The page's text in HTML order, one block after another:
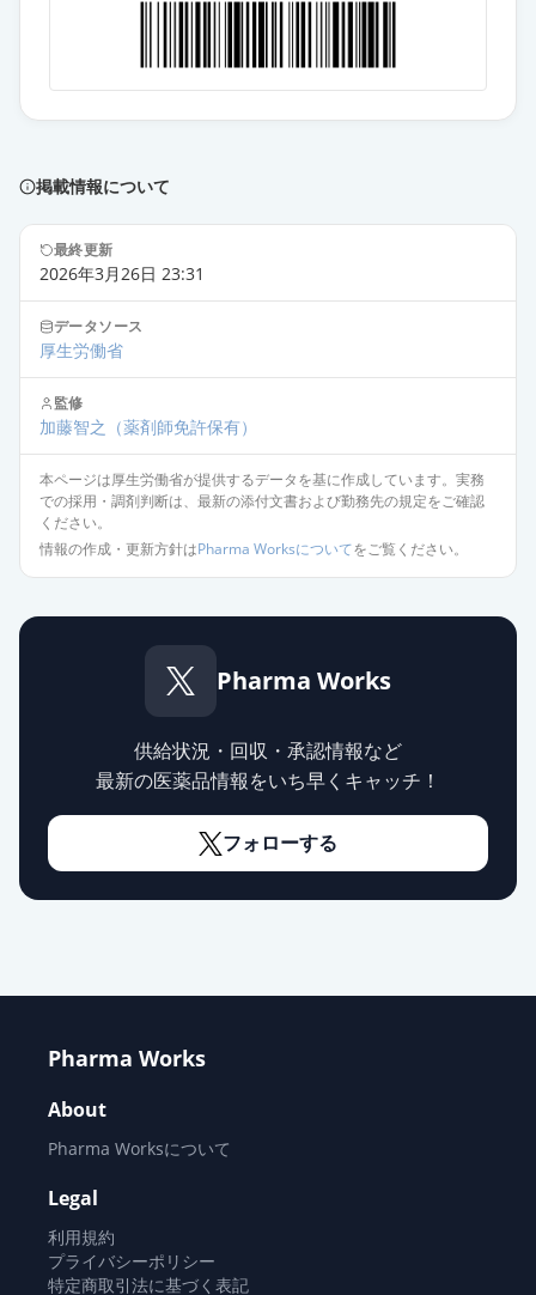
掲載情報について
最終更新
2026年3月26日 23:31
データソース
厚生労働省
監修
加藤智之 （薬剤師免許保有）
本ページは厚生労働省が提供するデータを基に作成しています。実務
での採用・調剤判断は、最新の添付文書および勤務先の規定をご確認
ください。
情報の作成・更新方針はPharma Worksについてをご覧ください。
Pharma Works
供給状況・回収・承認情報など
最新の医薬品情報をいち早くキャッチ！
フォローする
Pharma Works
About
Pharma Worksについて
Legal
利用規約
プライバシーポリシー
特定商取引法に基づく表記